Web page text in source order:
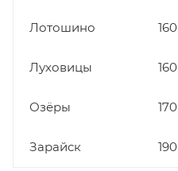
Лотошино 160
Луховицы 160
Озёры 170
Зарайск 190